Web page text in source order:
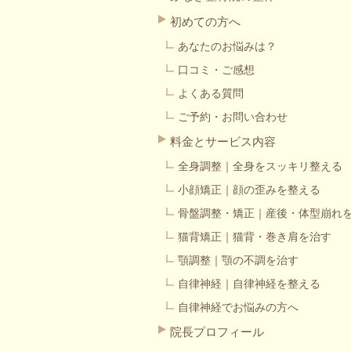
初めての方へ
あなたのお悩みは？
口コミ・ご感想
よくある質問
ご予約・お問い合わせ
料金とサービス内容
全身調整｜全身をスッキリ整える
小顔矯正｜顔の歪みを整える
骨盤調整・矯正｜産後・体型崩れ
猫背矯正｜猫背・巻き肩を治す
顎調整｜顎の不調を治す
自律神経｜自律神経を整える
自律神経でお悩みの方へ
院長プロフィール